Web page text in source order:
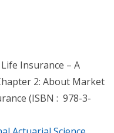
Insurance – A
2: About Market
(ISBN : 978-3-